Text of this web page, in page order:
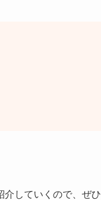
介していくので、ぜひ